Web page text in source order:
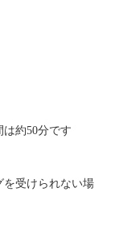
約50分です
受けられない場